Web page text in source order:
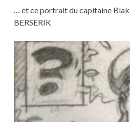
… et ce portrait du capitaine
BERSERIK